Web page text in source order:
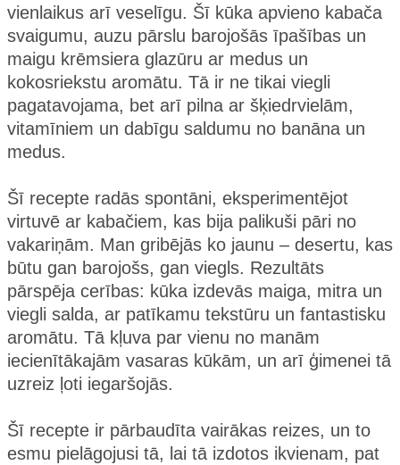
vienlaikus arī veselīgu. Šī kūka apvieno kabača
svaigumu, auzu pārslu barojošās īpašības un
maigu krēmsiera glazūru ar medus un
kokosriekstu aromātu. Tā ir ne tikai viegli
pagatavojama, bet arī pilna ar šķiedrvielām,
vitamīniem un dabīgu saldumu no banāna un
medus.
Šī recepte radās spontāni, eksperimentējot
virtuvē ar kabačiem, kas bija palikuši pāri no
vakariņām. Man gribējās ko jaunu – desertu, kas
būtu gan barojošs, gan viegls. Rezultāts
pārspēja cerības: kūka izdevās maiga, mitra un
viegli salda, ar patīkamu tekstūru un fantastisku
aromātu. Tā kļuva par vienu no manām
iecienītākajām vasaras kūkām, un arī ģimenei tā
uzreiz ļoti iegaršojās.
Šī recepte ir pārbaudīta vairākas reizes, un to
esmu pielāgojusi tā, lai tā izdotos ikvienam, pat